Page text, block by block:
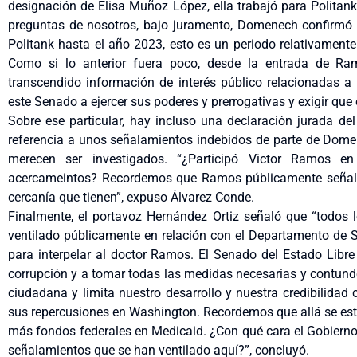
designación de Elisa Muñoz López, ella trabajó para
preguntas de nosotros, bajo juramento, Domenech
Politank hasta el año 2023, esto es un periodo
Como si lo anterior fuera poco, desde la entrada de
transcendido información de interés público relacionadas
este Senado a ejercer sus poderes y prerrogativas y exigir
Sobre ese particular, hay incluso una declaración jurada
referencia a unos señalamientos indebidos de parte de
merecen ser investigados. “¿Participó Victor Ramos
acercameintos? Recordemos que Ramos públicamente
cercanía que tienen”, expuso Álvarez Conde.
Finalmente, el portavoz Hernández Ortiz señaló que
ventilado públicamente en relación con el Departamento de
para interpelar al doctor Ramos. El Senado del Estado
corrupción y a tomar todas las medidas necesarias y
ciudadana y limita nuestro desarrollo y nuestra credibilidad
sus repercusiones en Washington. Recordemos que allá se
más fondos federales en Medicaid. ¿Con qué cara el
señalamientos que se han ventilado aquí?”, concluyó.